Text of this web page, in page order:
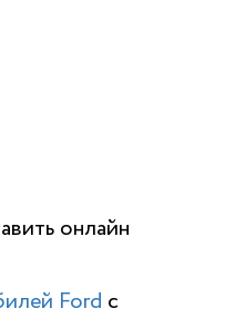
онлайн
Ford с